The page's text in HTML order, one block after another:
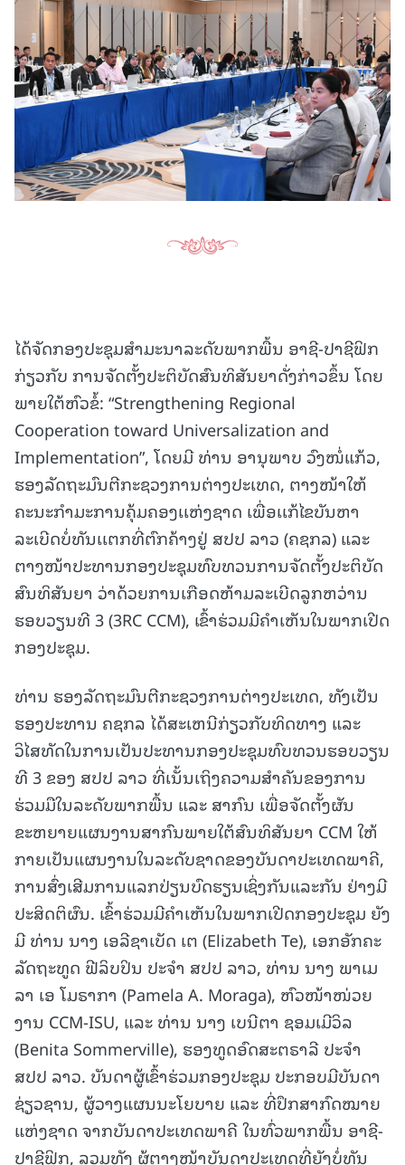
ໄດ້ຈັດກອງປະຊຸມສຳມະນາລະດັບພາກພື້ນ ອາຊີ-ປາຊີຟິກ
ກ່ຽວກັບ ການຈັດຕັ້ງປະຕິບັດສົນທິສັນຍາດັ່ງກ່າວຂຶ້ນ ໂດຍ
ພາຍໃຕ້ຫົວຂໍ້: “Strengthening Regional
Cooperation toward Universalization and
Implementation”, ໂດຍມີ ທ່ານ ອານຸພາບ ວົງໜໍ່ແກ້ວ,
ຮອງລັດຖະມົນຕີກະຊວງການຕ່າງປະເທດ, ຕາງໜ້າໃຫ້
ຄະນະກຳມະການຄຸ້ມຄອງເເຫ່ງຊາດ ເພື່ອເເກ້ໄຂບັນຫາ
ລະເບີດບໍ່ທັນເເຕກທີ່ຕົກຄ້າງຢູ່ ສປປ ລາວ (ຄຊກລ) ແລະ
ຕາງໜ້າປະທານກອງປະຊຸມທົບທວນການຈັດຕັ້ງປະຕິບັດ
ສົນທິສັນຍາ ວ່າດ້ວຍການເກືອດຫ້າມລະເບີດລູກຫວ່ານ
ຮອບວຽນທີ 3 (3RC CCM), ເຂົ້າຮ່ວມມີຄໍາເຫັນໃນພາກເປີດ
ກອງປະຊຸມ.
ທ່ານ ຮອງລັດຖະມົນຕີກະຊວງການຕ່າງປະເທດ, ທັງເປັນ
ຮອງປະທານ ຄຊກລ ໄດ້ສະເຫນີກ່ຽວກັບທິດທາງ ແລະ
ວິໄສທັດໃນການເປັນປະທານກອງປະຊຸມທົບທວນຮອບວຽນ
ທີ 3 ຂອງ ສປປ ລາວ ທີ່ເນັ້ນເຖິງຄວາມສໍາຄັນຂອງການ
ຮ່ວມມືໃນລະດັບພາກພື້ນ ແລະ ສາກົນ ເພື່ອຈັດຕັ້ງຜັນ
ຂະຫຍາຍແຜນງານສາກົນພາຍໃຕ້ສົນທິສັນຍາ CCM ໃຫ້
ກາຍເປັນແຜນງານໃນລະດັບຊາດຂອງບັນດາປະເທດພາຄີ,
ການສົ່ງເສີມການແລກປ່ຽນບົດຮຽນເຊິ່ງກັນແລະກັນ ຢ່າງມີ
ປະສິດຕິຜົນ. ເຂົ້າຮ່ວມມີຄໍາເຫັນໃນພາກເປີດກອງປະຊຸມ ຍັງ
ມີ ທ່ານ ນາງ ເອລີຊາເບັດ ເຕ (Elizabeth Te), ເອກອັກຄະ
ລັດຖະທູດ ຟີລິບປິນ ປະຈຳ ສປປ ລາວ, ທ່ານ ນາງ ພາເມ
ລາ ເອ ໂມຣາກາ (Pamela A. Moraga), ຫົວໜ້າໜ່ວຍ
ງານ CCM-ISU, ແລະ ທ່ານ ນາງ ເບນີຕາ ຊອມເມີວິລ
(Benita Sommerville), ຮອງທູດອົດສະຕຣາລີ ປະຈຳ
ສປປ ລາວ. ບັນດາຜູ້ເຂົ້າຮ່ວມກອງປະຊຸມ ປະກອບມີບັນດາ
ຊ່ຽວຊານ, ຜູ້ວາງແຜນນະໂຍບາຍ ແລະ ທີ່ປຶກສາກົດໝາຍ
ແຫ່ງຊາດ ຈາກບັນດາປະເທດພາຄີ ໃນທົ່ວພາກພື້ນ ອາຊີ-
ປາຊີຟິກ, ລວມທັງ ຜູ້ຕາງໜ້າບັນດາປະເທດທີ່ຍັງບໍ່ທັນ